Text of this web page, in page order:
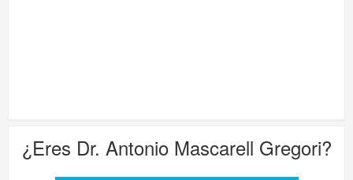
¿Eres Dr. Antonio Mascarell Gregori?